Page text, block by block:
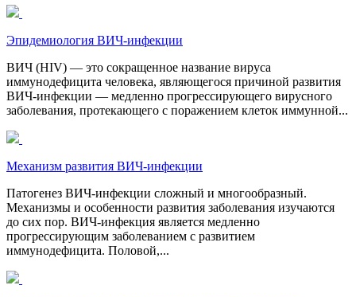
Эпидемиология ВИЧ-инфекции
ВИЧ (HIV) — это сокращенное название вируса
иммунодефицита человека, являющегося причиной развития
ВИЧ-инфекции — медленно прогрессирующего вирусного
заболевания, протекающего с поражением клеток иммунной...
Механизм развития ВИЧ-инфекции
Патогенез ВИЧ-инфекции сложный и многообразный.
Механизмы и особенности развития заболевания изучаются
до сих пор. ВИЧ-инфекция является медленно
прогрессирующим заболеванием с развитием
иммунодефицита. Половой,...